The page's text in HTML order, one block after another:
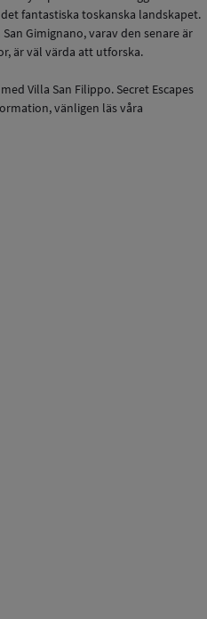
fantastiska toskanska landskapet.
Gimignano, varav den senare är
är väl värda att utforska.
Villa San Filippo. Secret Escapes
vänligen läs våra